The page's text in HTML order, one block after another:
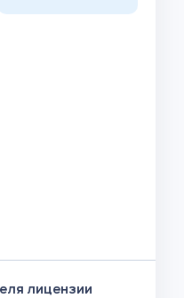
лицензии